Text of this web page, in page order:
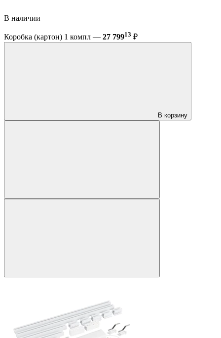
В наличии
Коробка (картон) 1 компл — 27 79913 ₽
В корзину